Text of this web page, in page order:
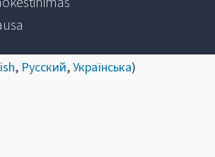
, Русский,Українська)